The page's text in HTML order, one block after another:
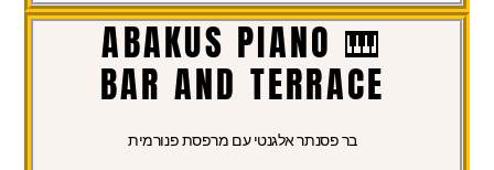
🎹 ABAKUS PIANO
BAR AND TERRACE
בר פסנתר אלגנטי עם מרפסת פנורמית